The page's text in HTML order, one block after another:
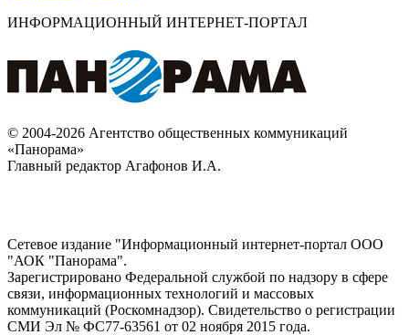
ИНФОРМАЦИОННЫЙ ИНТЕРНЕТ-ПОРТАЛ
© 2004-2026 Агентство общественных коммуникаций
«Панорама»
Главный редактор Агафонов И.А.
Сетевое издание "Информационный интернет-портал ООО
"АОК "Панорама".
Зарегистрировано Федеральной службой по надзору в сфере
связи, информационных технологий и массовых
коммуникаций (Роскомнадзор). Cвидетельство о регистрации
СМИ Эл № ФС77-63561 от 02 ноября 2015 года.